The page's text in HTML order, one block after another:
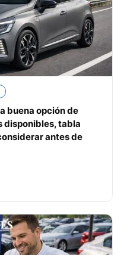
buena opción de
disponibles, tabla
antes de